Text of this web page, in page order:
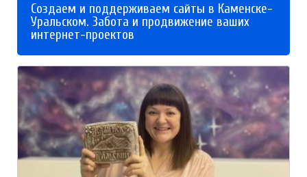
Создаем и поддерживаем сайты в Каменске-
Уральском. Забота и продвижение ваших
интернет-проектов